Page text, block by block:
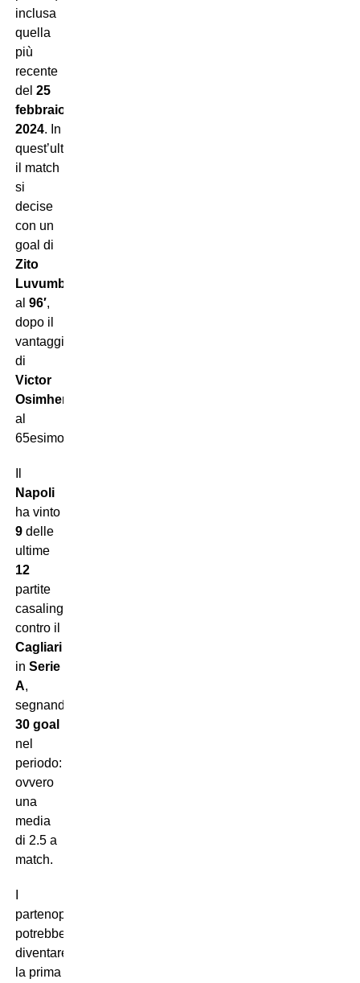
inclusa
quella
più
recente
del 25
febbraio
2024. In
quest’ultima,
il match
si
decise
con un
goal di
Zito
Luvumbo
al 96′,
dopo il
vantaggio
di
Victor
Osimhen
al
65esimo.
Napoli
ha vinto
9 delle
ultime
12
partite
casalinghe
contro il
Cagliari
in Serie
A,
segnando
30 goal
nel
periodo:
ovvero
una
media
di 2.5 a
match.
partenopei
potrebbero
diventare
la prima